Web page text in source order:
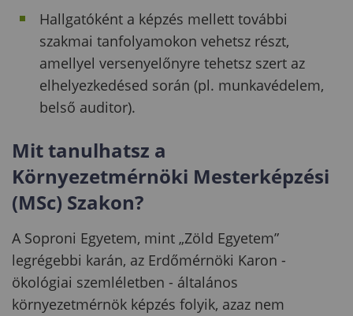
Hallgatóként a képzés mellett további
szakmai tanfolyamokon vehetsz részt,
amellyel versenyelőnyre tehetsz szert az
elhelyezkedésed során (pl. munkavédelem,
belső auditor).
Mit tanulhatsz a
Környezetmérnöki Mesterképzési
(MSc) Szakon?
A Soproni Egyetem, mint „Zöld Egyetem”
legrégebbi karán, az Erdőmérnöki Karon -
ökológiai szemléletben - általános
környezetmérnök képzés folyik, azaz nem